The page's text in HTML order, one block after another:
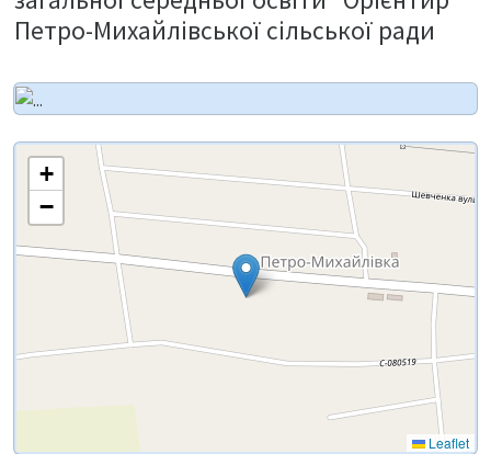
Петро-Михайлівської сільської ради
+
−
Leaflet